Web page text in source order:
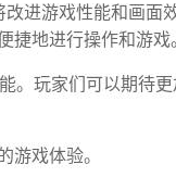
进游戏性能和画面
地进行操作和游戏。
。玩家们可以期待
戏体验。